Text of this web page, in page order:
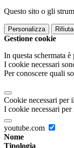
Questo sito o gli
Personalizza
Gestione cookie
In questa schermata
I cookie necessari
Per conoscere quali
Cookie necessari per
I cookie necessari
youtube.com
Nome
Tipologia